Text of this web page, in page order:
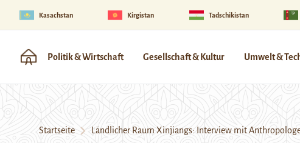
Kasachstan Kirgistan Tadschikistan
Politik & Wirtschaft Gesellschaft & Kultur Umwelt &
Startseite Ländlicher Raum Xinjiangs: Interview mit